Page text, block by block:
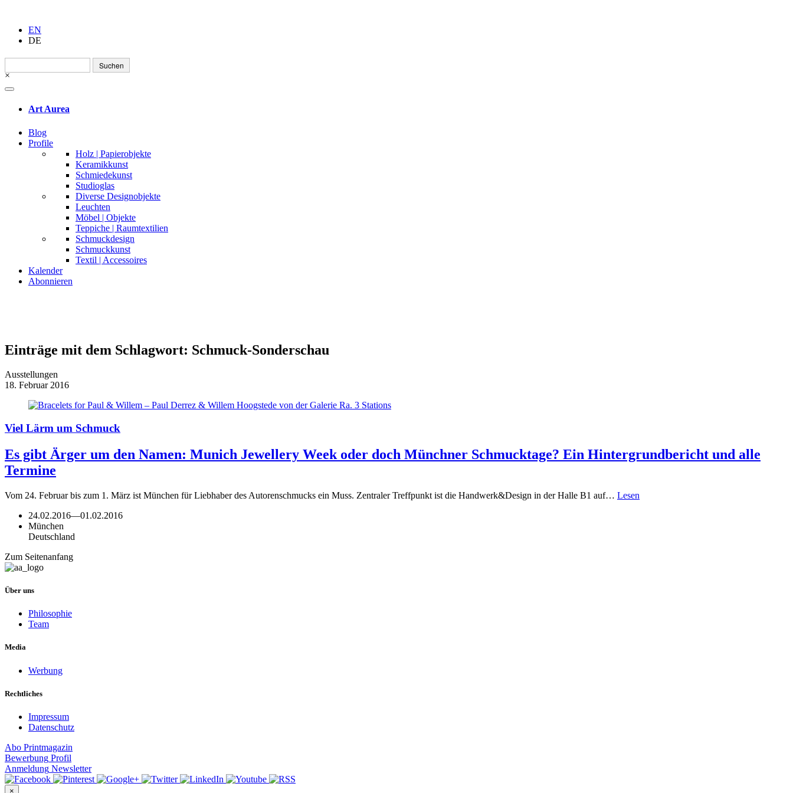
EN
DE
Suchen
nach:
×
Art Aurea
Blog
Profile
Holz | Papierobjekte
Keramikkunst
Schmiedekunst
Studioglas
Diverse Designobjekte
Leuchten
Möbel | Objekte
Teppiche | Raumtextilien
Schmuckdesign
Schmuckkunst
Textil | Accessoires
Kalender
Abonnieren
Einträge mit dem Schlagwort: Schmuck-Sonderschau
Ausstellungen
18. Februar 2016
Viel Lärm um Schmuck
Es gibt Ärger um den Namen: Munich Jewellery Week oder doch Münchner Schmucktage? Ein Hintergrundbericht und alle
Termine
Vom 24. Februar bis zum 1. März ist München für Liebhaber des Autorenschmucks ein Muss. Zentraler Treffpunkt ist die Handwerk&Design in der Halle B1 auf… Lesen
24.02.2016—01.02.2016
München
Deutschland
Zum Seitenanfang
Über uns
Philosophie
Team
Media
Werbung
Rechtliches
Impressum
Datenschutz
Abo Printmagazin
Bewerbung Profil
Anmeldung Newsletter
×